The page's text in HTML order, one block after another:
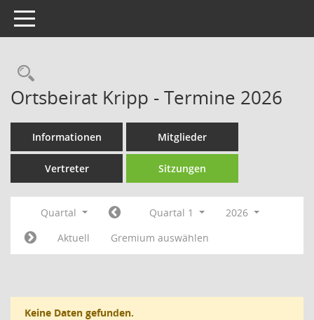
Toggle navigation
Rechercheauswahl
Ortsbeirat Kripp - Termine 2026
Informationen Mitglieder
Vertreter Sitzungen
Quartal Quartal 1
2026
Aktuell
Gremium auswählen
Keine Daten gefunden.